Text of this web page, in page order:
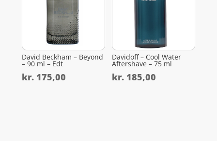
David Beckham – Beyond
– 90 ml – Edt
kr.175,00
Davidoff – Cool Water
Aftershave – 75 ml
kr. 185,00